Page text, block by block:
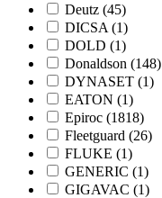
Deutz (45)
DICSA (1)
DOLD (1)
Donaldson (148)
DYNASET (1)
EATON (1)
Epiroc (1818)
Fleetguard (26)
FLUKE (1)
GENERIC (1)
GIGAVAC (1)